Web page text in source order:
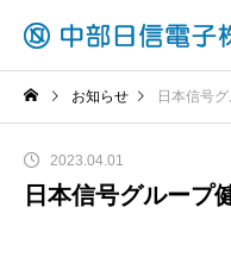
お知らせ 日本信号
日本信号グループ
2023.04.01